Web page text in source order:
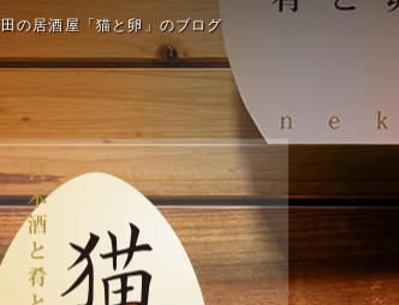
の居酒屋「猫と卵」のブログ